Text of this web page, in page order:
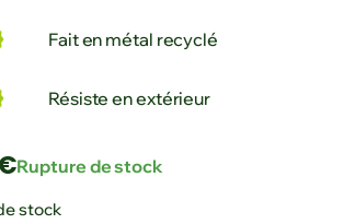
Fait en métal recyclé
Résiste en extérieur
Rupture de stock
stock